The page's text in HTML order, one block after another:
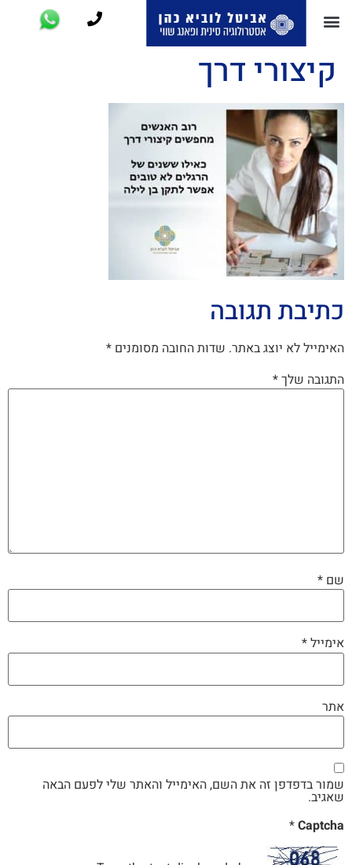
קיצורי דרך
כתיבת תגובה
האימייל לא יוצג באתר. שדות החובה מסומנים *
התגובה שלך*
שם *
אימייל*
אתר
שמור בדפדפן זה את השם, האימייל והאתר שלי לפעם הבאה
שאגיב.
Captcha
*